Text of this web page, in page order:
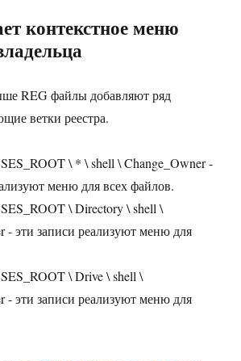
контекстное меню
REG файлы добавляют ряд
ветки реестра.
\ * \ shell \ Change_Owner -
меню для всех файлов.
\ Directory \ shell \
- эти записи реализуют меню для
\ Drive \ shell \
- эти записи реализуют меню для